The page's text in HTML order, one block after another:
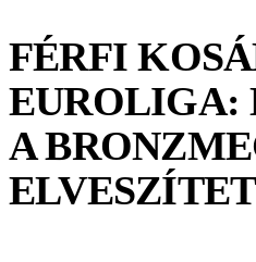
FÉRFI
EUROLIGA:
A